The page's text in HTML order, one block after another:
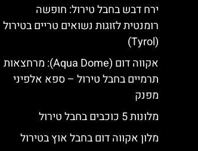
ירח דבש בחבל טירול: חופשה
רומנטית לזוגות נשואים טריים בטירול
(Tyrol)
אקווה דום (Aqua Dome): מרחצאות
תרמיים בחבל טירול – ספא אלפיני
מפנק
מלונות 5 כוכבים בחבל טירול
מלון אקווה דום בחבל אוץ בטירול